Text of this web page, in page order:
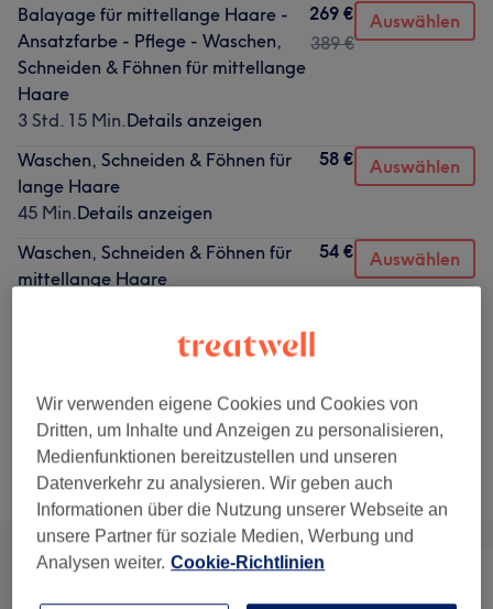
Balayage für mittellange Haare -
Ansatzfarbe - Pflege - Waschen,
Schneiden & Föhnen für mittellange
Haare
3 Std. 15 Min.Details anzeigen
269 €
389 €
Auswählen
Waschen, Schneiden & Föhnen für
lange Haare
45 Min.Details anzeigen
58 € Auswählen
Waschen, Schneiden & Föhnen für
mittellange Haare
54 € Auswählen
Waschen, Schneiden & Föhnen für
30 Min.Details anzeigen
Nicht gefunden wonach du gesucht hast?
Alle Services
Wir verwenden eigene Cookies und Cookies von
Dritten, um Inhalte und Anzeigen zu personalisieren,
Medienfunktionen bereitzustellen und unseren
Datenverkehr zu analysieren. Wir geben auch
Informationen über die Nutzung unserer Webseite an
unsere Partner für soziale Medien, Werbung und
Analysen weiter. Cookie-Richtlinien